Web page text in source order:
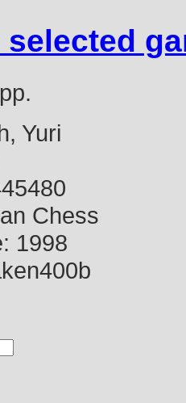
Yuri
Chess
1998